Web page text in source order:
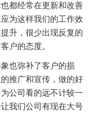
都经常在更新和改善
为这样我们的工作效
升，很少出现反复的
户的态度。
也弥补了客户的损
推广和宣传，做的好
公司看的远不计较一
我们公司有现在大号